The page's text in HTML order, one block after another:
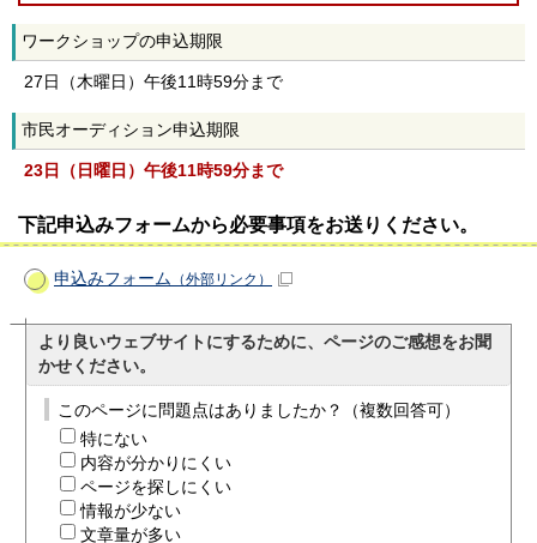
ワークショップの申込期限
27日（木曜日）午後11時59分まで
市民オーディション申込期限
23日（日曜日）午後11時59分まで
下記申込みフォームから必要事項をお送りください。
申込みフォーム （外部リンク）
より良いウェブサイトにするために、ページのご感想をお聞
かせください。
このページに問題点はありましたか？（複数回答可）
特にない
内容が分かりにくい
ページを探しにくい
情報が少ない
文章量が多い